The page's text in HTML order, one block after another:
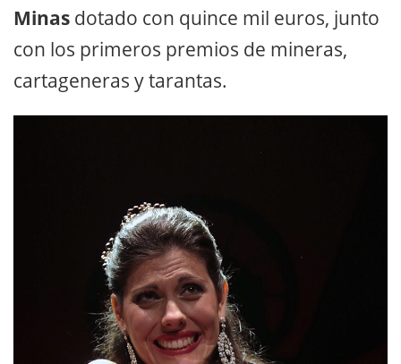
Minas dotado con quince mil euros, junto
con los primeros premios de mineras,
cartageneras y tarantas.